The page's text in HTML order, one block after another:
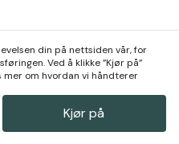
din på nettsiden vår, for
Ved å klikke ”Kjør på”
mer om hvordan vi håndterer
Kjør på